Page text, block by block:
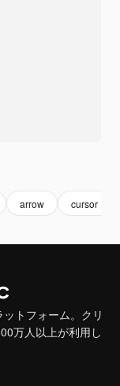
arrow cursor
トフォーム。クリ
万人以上が利用し